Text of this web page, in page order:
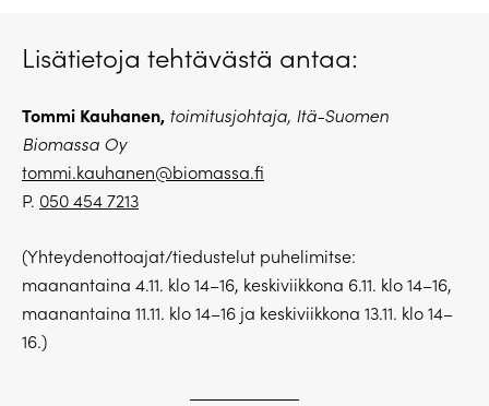
Lisätietoja tehtävästä antaa:
Tommi Kauhanen, toimitusjohtaja, Itä-Suomen
Biomassa Oy
tommi.kauhanen@biomassa.fi
P. 050 454 7213
(Yhteydenottoajat/tiedustelut puhelimitse:
maanantaina 4.11. klo 14–16, keskiviikkona 6.11. klo 14–16,
maanantaina 11.11. klo 14–16 ja keskiviikkona 13.11. klo 14–
16.)